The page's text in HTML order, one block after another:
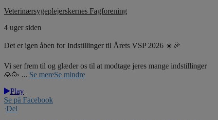
Veterinærsygeplejerskernes Fagforening
4 uger siden
Det er igen åben for Indstillinger til Årets VSP 2026 ☀️🎉
Vi ser frem til og glæder os til at modtage jeres mange indstillinger
🙏🥳 ... Se mereSe mindre
Play
Se på Facebook
·Del